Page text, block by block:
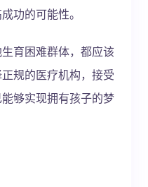
功的可能性。
育困难群体，都应该
规的医疗机构，接受
够实现拥有孩子的梦